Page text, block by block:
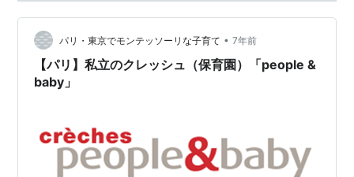
パリ・東京でモンテッソーリな子育て • 7年前
【パリ】私立のクレッシュ（保育園）「people &
baby」